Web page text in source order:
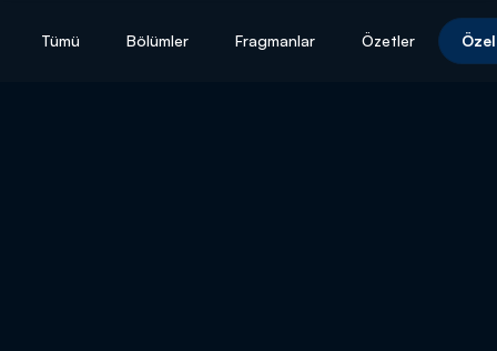
Tümü Bölümler Fragmanlar Özetler